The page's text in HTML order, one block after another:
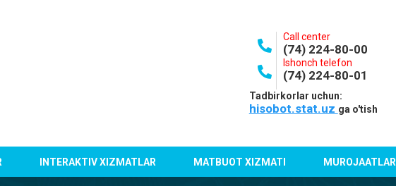
Call center
(74) 224-80-00
Ishonch telefon
(74) 224-80-01
Tadbirkorlar uchun:
hisobot.stat.uz ga o'tish
INTERAKTIV XIZMATLAR MATBUOT XIZMATI MUROJAATLAR